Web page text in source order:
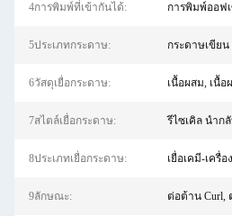
4การพิมพ์ที่เข้ากันได้: การพิมพ์ออฟ
5ประเภทกระดาษ: กระดาษเขีย
6วัสดุเยื่อกระดาษ: เนื้อผสม, เนื้อ
7สไตล์เยื่อกระดาษ: รีไซเคิล นำก
8ประเภทเยื่อกระดาษ: เยื่อเคมี-เครื่อ
9ลักษณะ: ต่อต้าน Curl,